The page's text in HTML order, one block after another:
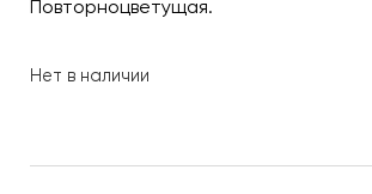
Повторноцветущая.
Нет в наличии